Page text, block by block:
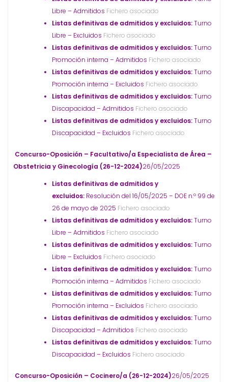
Libre – Admitidos Fichero asociado
Listas definitivas de admitidos y excluidos:Turno
Libre – Excluidos Fichero asociado
Listas definitivas de admitidos y excluidos:Turno
Promoción interna – Admitidos Fichero asociado
Listas definitivas de admitidos y excluidos:Turno
Promoción interna – Excluidos Fichero asociado
Listas definitivas de admitidos y excluidos:Turno
Discapacidad – Admitidos Fichero asociado
Listas definitivas de admitidos y excluidos:Turno
Discapacidad – Excluidos Fichero asociado
Concurso-Oposición – Facultativo/a Especialista de Área –
Obstetricia y Ginecología (26-12-2024)26/05/2025
Listas definitivas de admitidos y
excluidos: Resolución del 16/05/2025 – DOE n.º 99 de
26 de mayo de 2025 Fichero asociado
Listas definitivas de admitidos y excluidos:Turno
Libre – Admitidos Fichero asociado
Listas definitivas de admitidos y excluidos:Turno
Libre – Excluidos Fichero asociado
Listas definitivas de admitidos y excluidos:Turno
Promoción interna – Admitidos Fichero asociado
Listas definitivas de admitidos y excluidos:Turno
Promoción interna – Excluidos Fichero asociado
Listas definitivas de admitidos y excluidos:Turno
Discapacidad – Admitidos Fichero asociado
Listas definitivas de admitidos y excluidos:Turno
Discapacidad – Excluidos Fichero asociado
Concurso-Oposición – Cocinero/a (26-12-2024)26/05/2025